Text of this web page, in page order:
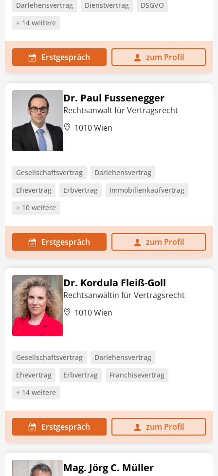
Darlehensvertrag
Dienstvertrag
DSGVO
+ 14 weitere
Erstgespräch zum Profil
Dr. Paul Fussenegger
Rechtsanwalt für Vertragsrecht
1010 Wien
Gesellschaftsvertrag
Darlehensvertrag
Ehevertrag
Erbvertrag
Immobilienkaufvertrag
+ 10 weitere
Erstgespräch zum Profil
Dr. Kordula Fleiß-Goll
Rechtsanwältin für Vertragsrecht
1010 Wien
Gesellschaftsvertrag
Darlehensvertrag
Ehevertrag
Erbvertrag
Franchisevertrag
+ 14 weitere
Erstgespräch zum Profil
Mag. Jörg C. Müller